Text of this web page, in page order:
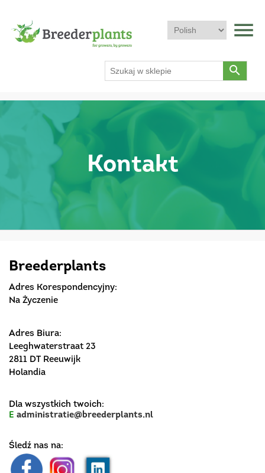
menu
search
Kontakt
Breederplants
Adres Korespondencyjny:
Na Życzenie
Adres Biura:
Leeghwaterstraat 23
2811 DT Reeuwijk
Holandia
Dla wszystkich twoich:
E administratie@breederplants.nl
Śledź nas na: